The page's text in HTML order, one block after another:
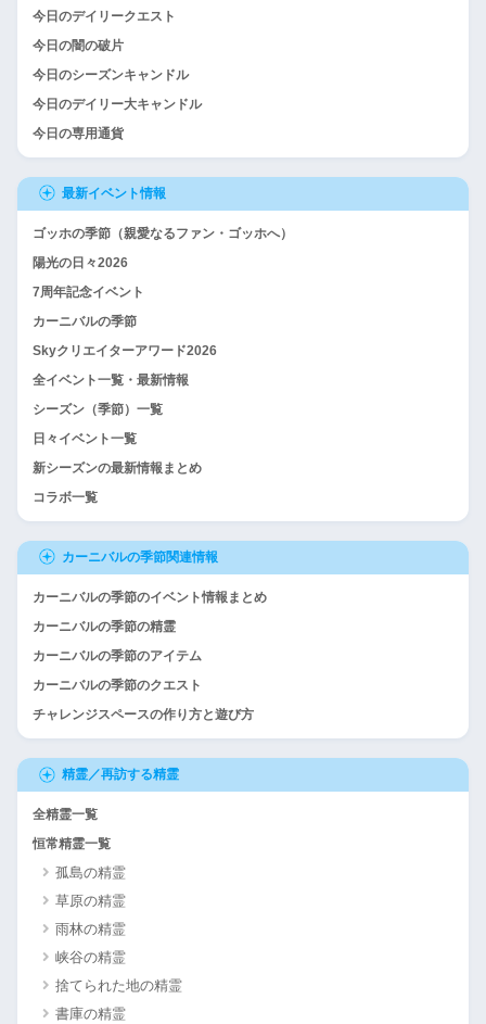
今日のデイリークエスト
今日の闇の破片
今日のシーズンキャンドル
今日のデイリー大キャンドル
今日の専用通貨
最新イベント情報
ゴッホの季節（親愛なるファン・ゴッホへ）
陽光の日々2026
7周年記念イベント
カーニバルの季節
Skyクリエイターアワード2026
全イベント一覧・最新情報
シーズン（季節）一覧
日々イベント一覧
新シーズンの最新情報まとめ
コラボ一覧
カーニバルの季節関連情報
カーニバルの季節のイベント情報まとめ
カーニバルの季節の精霊
カーニバルの季節のアイテム
カーニバルの季節のクエスト
チャレンジスペースの作り方と遊び方
精霊／再訪する精霊
全精霊一覧
恒常精霊一覧
孤島の精霊
草原の精霊
雨林の精霊
峡谷の精霊
捨てられた地の精霊
書庫の精霊